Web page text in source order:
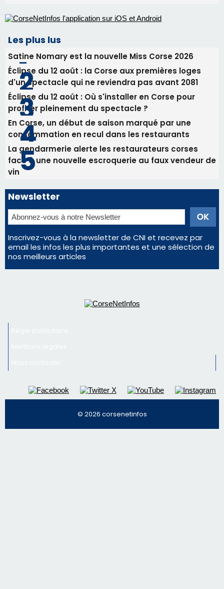
consommation en recul dans les restaurants
face à une nouvelle escroquerie au faux vendeur de
vin
Newsletter
Inscrivez-vous à la newsletter de CNI et recevez par
email les infos les plus importantes et une sélection de
nos meilleurs articles
Régie publicitaire
Nous contacter
© 2026 corsenetinfos